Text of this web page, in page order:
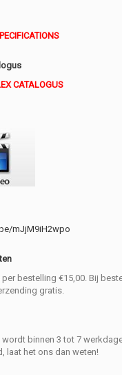
CATALOGUS
mJjM9iH2wpo
bestelling €15,00. Bij
gratis.
binnen 3 tot 7
laat het ons dan weten!